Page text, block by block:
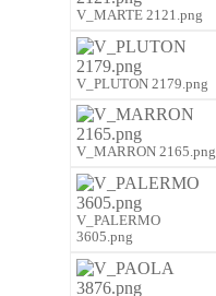
V_MARTE 2121.png
V_PLUTON 2179.png
V_MARRON 2165.png
V_PALERMO
3605.png